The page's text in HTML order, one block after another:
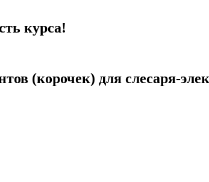
курса!
(корочек) для слесаря-